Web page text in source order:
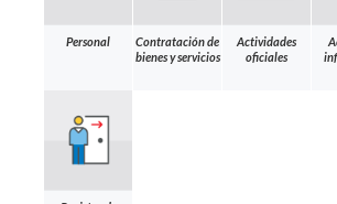
Personal
Contratación de
bienes y servicios
Actividades
oficiales